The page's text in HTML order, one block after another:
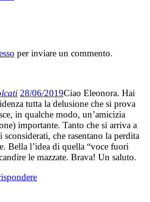
per inviare un commento.
28/06/2019Ciao Eleonora. Hai
tutta la delusione che si prova
in qualche modo, un’amicizia
importante. Tanto che si arriva a
sconsiderati, che rasentano la perdita
Bella l’idea di quella “voce fuori
le mazzate. Brava! Un saluto.